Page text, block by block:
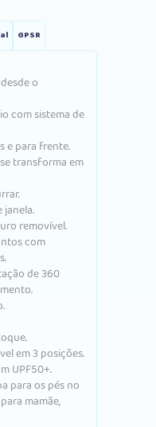
GPSR
o
com sistema de
e para frente.
transforma em
removível.
com
de 360
em 3 posições.
UPF50+.
para os pés no
mamãe,